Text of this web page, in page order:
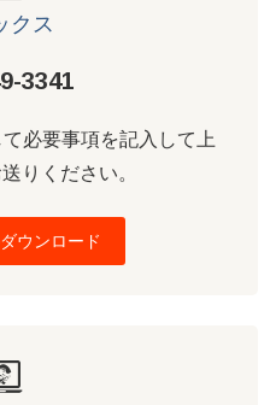
クス
3341
必要事項を記入して上
りください。
ウンロード